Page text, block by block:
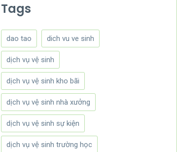
Tags
dao tao dich vu ve sinh
dịch vụ vệ sinh
dịch vụ vệ sinh kho bãi
dịch vụ vệ sinh nhà xưởng
dịch vụ vệ sinh sự kiện
dịch vụ vệ sinh trường học